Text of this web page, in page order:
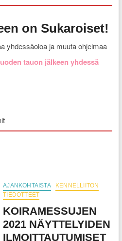
on Sukaroiset!
yhdessäoloa ja muuta ohjelmaa
tauon jälkeen yhdessä
AJANKOHTAISTA
KENNELLIITON
TIEDOTTEET
KOIRAMESSUJEN
2021 NÄYTTELYIDEN
ILMOITTAUTUMISET